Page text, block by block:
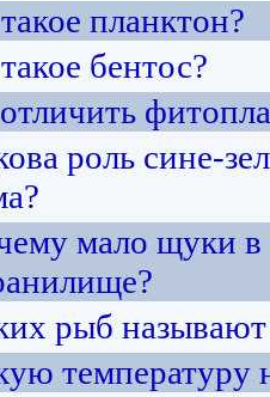
планктон?
бентос?
роль сине-
мало щуки в
рыб
температуру